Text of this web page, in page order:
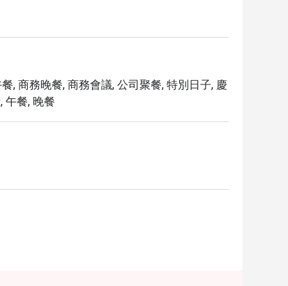
, 商務晚餐, 商務會議, 公司聚餐, 特別日子, 慶
午餐, 晚餐